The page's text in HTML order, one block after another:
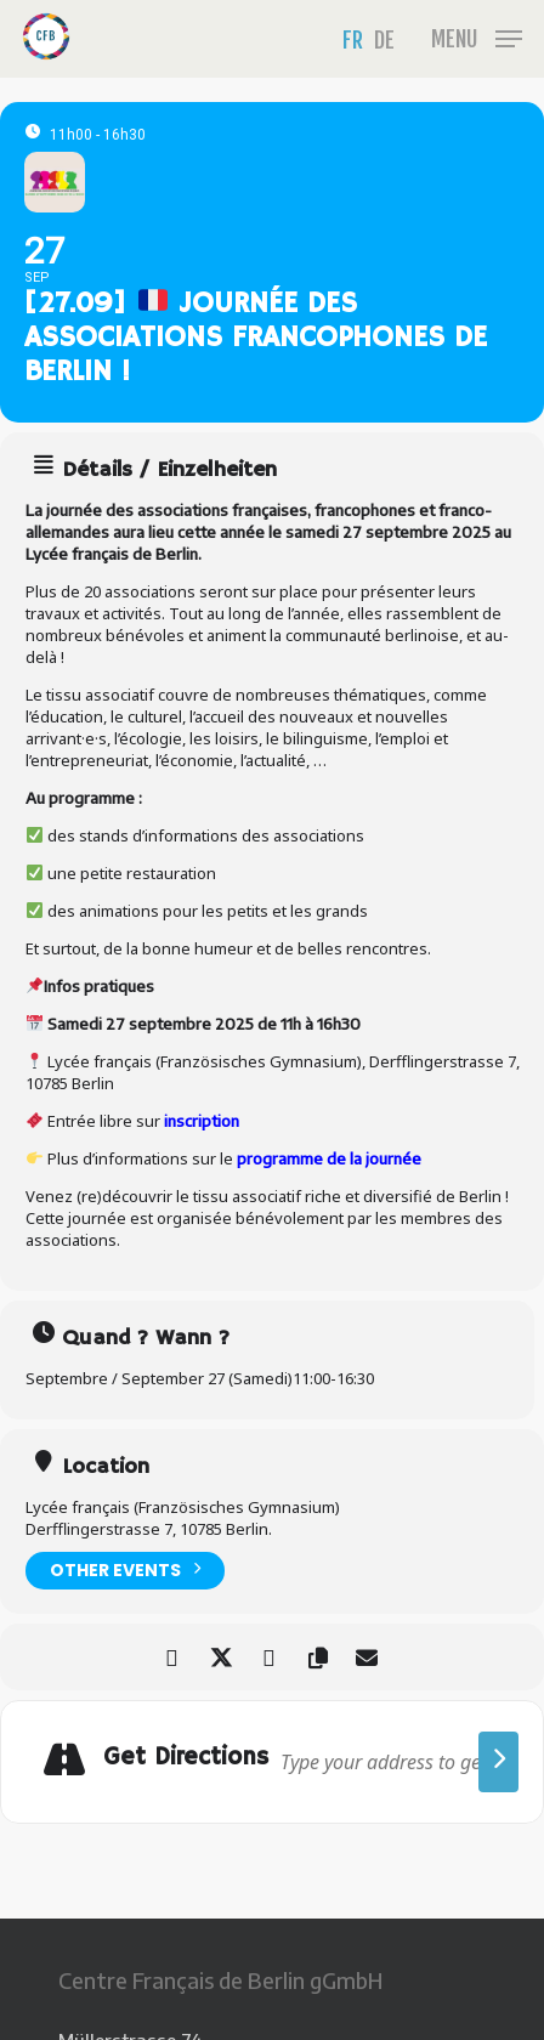
content
FR DE MENU
11h00 - 16h30
27
SEP
[27.09]
JOURNÉE DES
ASSOCIATIONS FRANCOPHONES DE
BERLIN !
Détails / Einzelheiten
La journée des associations françaises, francophones et franco-
allemandes aura lieu cette année le samedi 27 septembre 2025 au
Lycée français de Berlin.
Plus de 20 associations seront sur place pour présenter leurs
travaux et activités. Tout au long de l’année, elles rassemblent de
nombreux bénévoles et animent la communauté berlinoise, et au-
delà !
Le tissu associatif couvre de nombreuses thématiques, comme
l’éducation, le culturel, l’accueil des nouveaux et nouvelles
arrivant·e·s, l’écologie, les loisirs, le bilinguisme, l’emploi et
l’entrepreneuriat, l’économie, l’actualité, …
Au programme :
des stands d’informations des associations
une petite restauration
des animations pour les petits et les grands
Et surtout, de la bonne humeur et de belles rencontres.
Infos pratiques
Samedi 27 septembre 2025 de 11h à 16h30
Lycée français (Französisches Gymnasium), Derfflingerstrasse 7,
10785 Berlin
Entrée libre surinscription
Plus d’informations sur le programme de la journée
Venez (re)découvrir le tissu associatif riche et diversifié de Berlin !
Cette journée est organisée bénévolement par les membres des
associations.
Quand ? Wann ?
Septembre / September 27 (Samedi)11:00-16:30
Location
Lycée français (Französisches Gymnasium)
Derfflingerstrasse 7, 10785 Berlin.
OTHER EVENTS
Get Directions
Centre Français de Berlin gGmbH